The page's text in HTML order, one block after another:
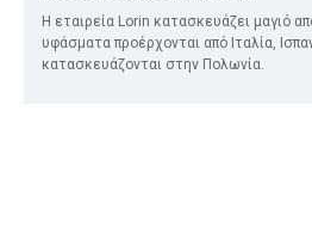
Η εταιρεία Lorin κατασκευάζει μαγιό
υφάσματα προέρχονται από Ιταλία,
κατασκευάζονται στην Πολωνία.